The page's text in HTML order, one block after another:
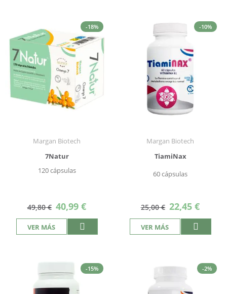
-18%
Margan Biotech
7Natur
120 cápsulas
49,80 € Precio
especial
40,99 €
VER MÁS
-10%
Margan Biotech
TiamiNax
60 cápsulas
25,00 € Precio
especial
22,45 €
VER MÁS
-15% -2%